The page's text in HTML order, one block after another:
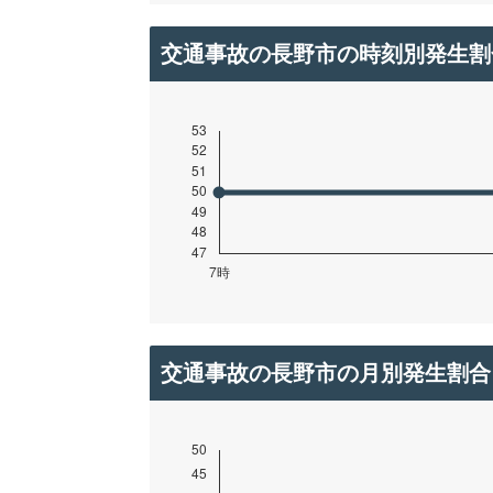
交通事故の長野市の時刻別発生
交通事故の長野市の月別発生割合